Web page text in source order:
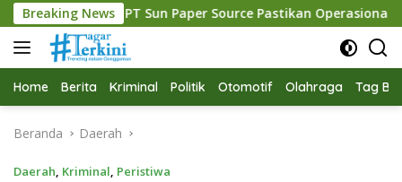
Langsung
ke
konten
Breaking News
Sun Paper Source Pastikan Operasional Berjalan Normal
Home Berita Kriminal Politik Otomotif Olahraga Tag
Beranda Daerah
Daerah, Kriminal, Peristiwa